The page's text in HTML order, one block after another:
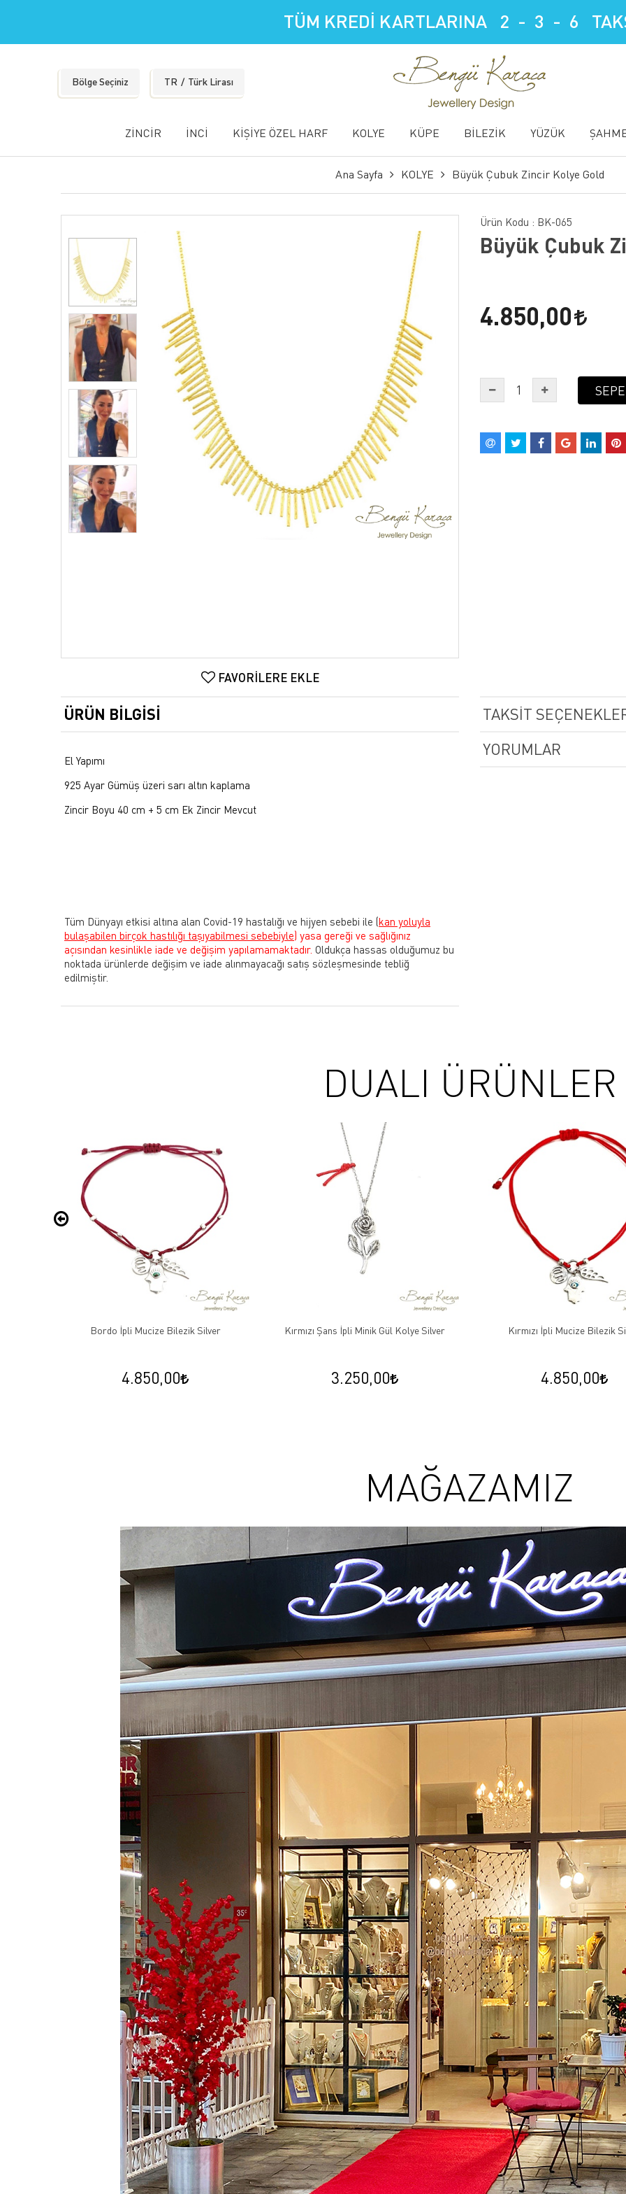
TÜM KREDİ KARTLARINA 2 - 3 - 6
Bölge Seçiniz TR Türk Lirası
ZİNCİR İNCİ KİŞİYE ÖZEL HARF KOLYE KÜPE BİLEZİK YÜZÜK
Ana Sayfa KOLYE Büyük Çubuk Zincir Kolye Gold
FAVORILERE EKLE
Ürün Kodu : BK-065
Büyük Çubuk
4.850,00
ÜRÜN BILGISI
El Yapımı
925 Ayar Gümüş üzeri sarı altın kaplama
Zincir Boyu 40 cm + 5 cm Ek Zincir Mevcut
Tüm Dünyayı etkisi altına alan Covid-19 hastalığı ve hijyen sebebi ile (kan yoluyla
bulaşabilen birçok hastılığı taşıyabilmesi sebebiyle) yasa gereği ve sağlığınız
açısından kesinlikle iade ve değişim yapılamamaktadır. Oldukça hassas olduğumuz bu
noktada ürünlerde değişim ve iade alınmayacağı satış sözleşmesinde tebliğ
edilmiştir.
TAKSIT
YORUMLAR
DUALI ÜRÜNLER
Bordo İpli Mucize Bilezik Silver
4.850,00
Kırmızı Şans İpli Minik Gül Kolye Silver
3.250,00
Kırmızı İpli Mucize Bilezik
4.850,00
MAĞAZAMIZ